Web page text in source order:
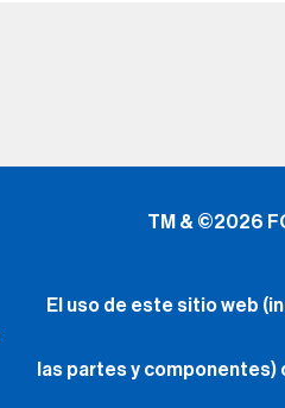
TM & ©2026
El uso de este sitio web
las partes y